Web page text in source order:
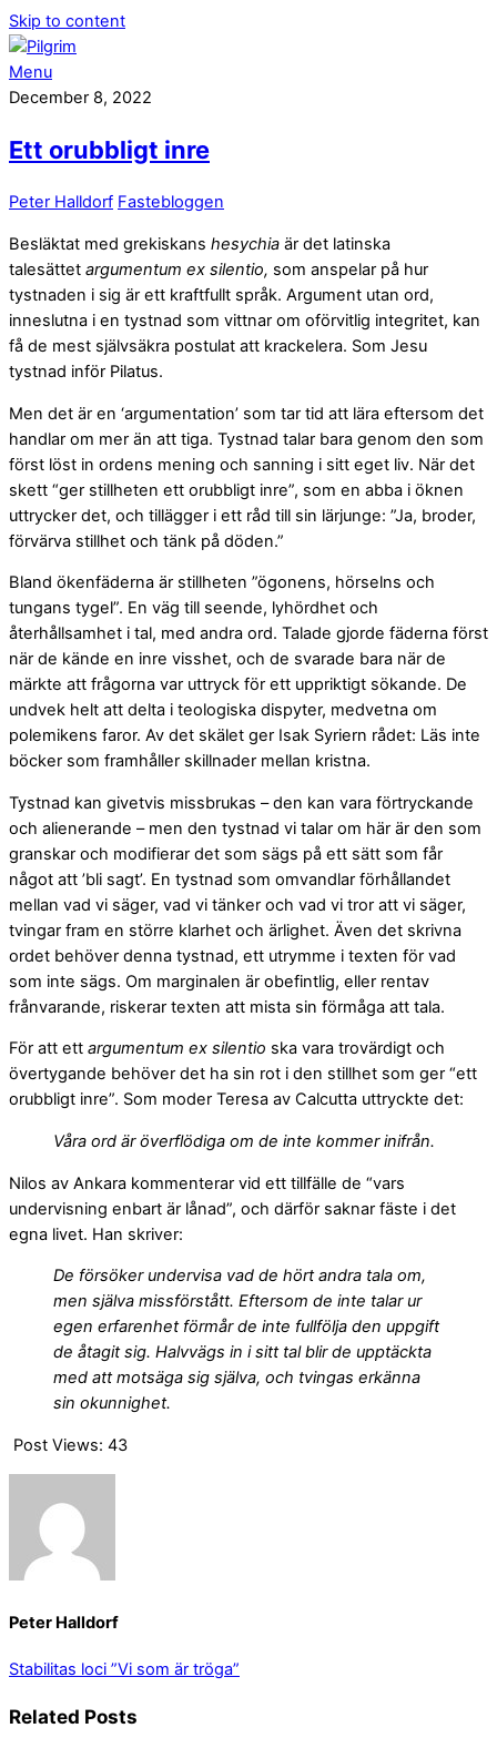
Skip to content
Menu
December 8, 2022
Ett orubbligt inre
Peter Halldorf Fastebloggen
Besläktat med grekiskans hesychia är det latinska
talesättet argumentum ex silentio, som anspelar på hur
tystnaden i sig är ett kraftfullt språk. Argument utan ord,
inneslutna i en tystnad som vittnar om oförvitlig integritet, kan
få de mest självsäkra postulat att krackelera. Som Jesu
tystnad inför Pilatus.
Men det är en ‘argumentation’ som tar tid att lära eftersom det
handlar om mer än att tiga. Tystnad talar bara genom den som
först löst in ordens mening och sanning i sitt eget liv. När det
skett “ger stillheten ett orubbligt inre”, som en abba i öknen
uttrycker det, och tillägger i ett råd till sin lärjunge: ”Ja, broder,
förvärva stillhet och tänk på döden.”
Bland ökenfäderna är stillheten ”ögonens, hörselns och
tungans tygel”. En väg till seende, lyhördhet och
återhållsamhet i tal, med andra ord. Talade gjorde fäderna först
när de kände en inre visshet, och de svarade bara när de
märkte att frågorna var uttryck för ett uppriktigt sökande. De
undvek helt att delta i teologiska dispyter, medvetna om
polemikens faror. Av det skälet ger Isak Syriern rådet: Läs inte
böcker som framhåller skillnader mellan kristna.
Tystnad kan givetvis missbrukas – den kan vara förtryckande
och alienerande – men den tystnad vi talar om här är den som
granskar och modifierar det som sägs på ett sätt som får
något att ’bli sagt’. En tystnad som omvandlar förhållandet
mellan vad vi säger, vad vi tänker och vad vi tror att vi säger,
tvingar fram en större klarhet och ärlighet. Även det skrivna
ordet behöver denna tystnad, ett utrymme i texten för vad
som inte sägs. Om marginalen är obefintlig, eller rentav
frånvarande, riskerar texten att mista sin förmåga att tala.
För att ett argumentum ex silentio ska vara trovärdigt och
övertygande behöver det ha sin rot i den stillhet som ger “ett
orubbligt inre”. Som moder Teresa av Calcutta uttryckte det:
Våra ord är överflödiga om de inte kommer inifrån.
Nilos av Ankara kommenterar vid ett tillfälle de “vars
undervisning enbart är lånad”, och därför saknar fäste i det
egna livet. Han skriver:
De försöker undervisa vad de hört andra tala om,
men själva missförstått. Eftersom de inte talar ur
egen erfarenhetförmår de inte fullfölja den uppgift
de åtagit sig. Halvvägs in i sitt tal blir de upptäckta
med att motsäga sig själva, och tvingas erkänna
sin okunnighet.
Post Views: 43
Peter Halldorf
Stabilitas loci ”Vi som är tröga”
Related Posts